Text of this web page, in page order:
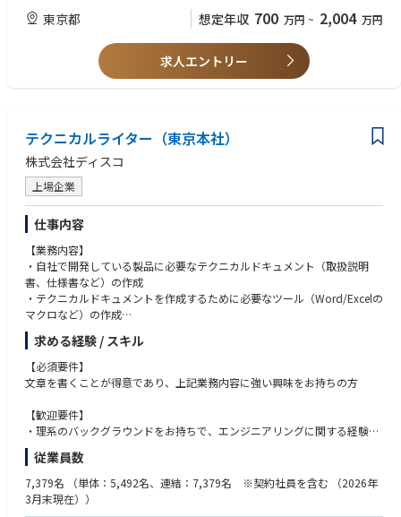
・新規事業が創出される機会が多く、管掌役員（緒方様）の事業数が増
【募集職種】
■事業推進（インキュベーション）
将来の事業責任者候補として、新規事業のグロースに携わって頂きたく考
えております。横ぐしで事業に関わる、複数事業をまたいで関わる、役員
直下で特命案件を担当するなど経験やご希望に応じてポジションを検討い
たします。
※マーケティング戦略、営業戦略、事業戦略など、その方のご経験に応じ
てミッションの判断をします。
＜業務例＞
・新規事業またはグループ会社管理
・新規事業またはグループ会社の業績のモニタリングや業績向上に向けた
経営支援
・M&Aした企業のPMIや継続的な支援
・新設会社設立時における立ち上げ・運営支援
・立ち上げ時の事業推進であったり、事業の撤退判断
・マーケティング戦略
・ベンチャー企業等における経営企画・経営管理部門長等の経験
・ファンド投資先、コンサルティングファームにおけるハンズオンでの経
営関与・支援の経験
東京都 想定年収 700 万円 ~ 2,004 万円
求人エントリー
テクニカルライター（東京本社）
株式会社ディスコ
上場企業
仕事内容
【業務内容】
・自社で開発している製品に必要なテクニカルドキュメント（取扱説明
書、仕様書など）の作成
・テクニカルドキュメントを作成するために必要なツール（Word/Excelの
マクロなど）の作成
ご自身が受け持った機種のスケジュールの管理、構成の検討、ライティン
グ、校正などが担当業務になります。
弊社の装置開発は、短納期で新機種のリリース、およびモデルチェンジが
実施されます。
どを記載する取扱説明書は 弊社では、装置の部品の一部として扱われてい
ます。
取扱説明書の作成や改訂は開発の後工程にはなりますが、装置と同じタイ
ミングでリリースを求められています。
求める経験 / スキル
【必須要件】
文章を書くことが得意であり、上記業務内容に強い興味をお持ちの方
【歓迎要件】
・理系のバックグラウンドをお持ちで、エンジニアリングに関する経験を
お持ちの方
・何らかの正確性が求められる文書の作成経験
例：社内/社外向け技術文書、トラブル対策に関する提案書、組み立
て手順書、新聞記事や雑誌記事などの広報物など
従業員数
7,379名
（単体：5,492名、連結：7,379名 ※契約社員を含む （2026年
3月末現在））